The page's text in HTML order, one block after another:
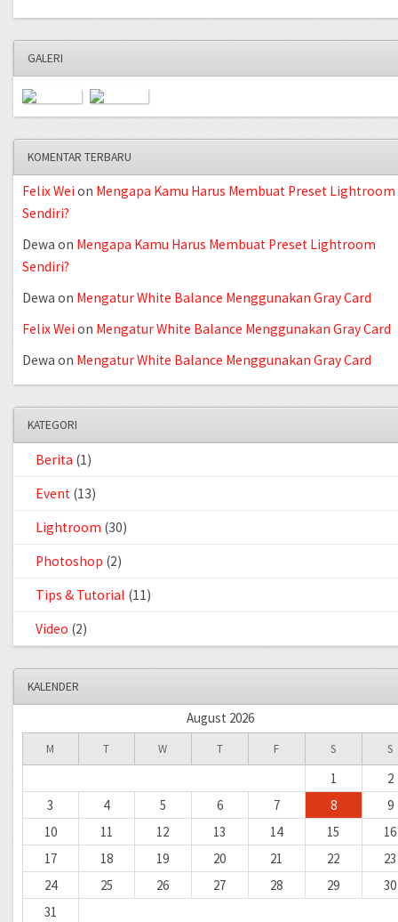
GALERI
KOMENTAR TERBARU
Felix Wei on Mengapa Kamu Harus Membuat Preset Lightroom
Sendiri?
Dewa on Mengapa Kamu Harus Membuat Preset Lightroom
Sendiri?
Dewa on Mengatur White Balance Menggunakan Gray Card
Felix Wei on Mengatur White Balance Menggunakan Gray Card
Dewa on Mengatur White Balance Menggunakan Gray Card
KATEGORI
Berita (1)
Event(13)
Lightroom (30)
Photoshop (2)
Tips & Tutorial (11)
Video (2)
KALENDER
August 2026
M T W T F S S
1
2
3
4 5 6 7 8
9
10
11 12 13 14 15
16
17
18 19 20 21 22
23
24
25 26 27 28 29
30
31